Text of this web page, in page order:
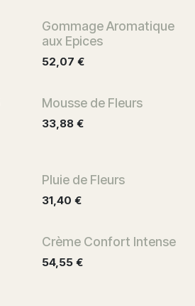
Gommage Aromatique
aux Epices
52,07 €
Mousse de Fleurs
33,88€
Pluie de Fleurs
31,40 €
Crème Confort Intense
54,55€